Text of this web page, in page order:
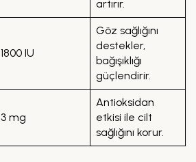
artırır.
1800 IU
Göz sağlığını
destekler,
bağışıklığı
güçlendirir.
3 mg
Antioksidan
etkisi ile cilt
sağlığını korur.